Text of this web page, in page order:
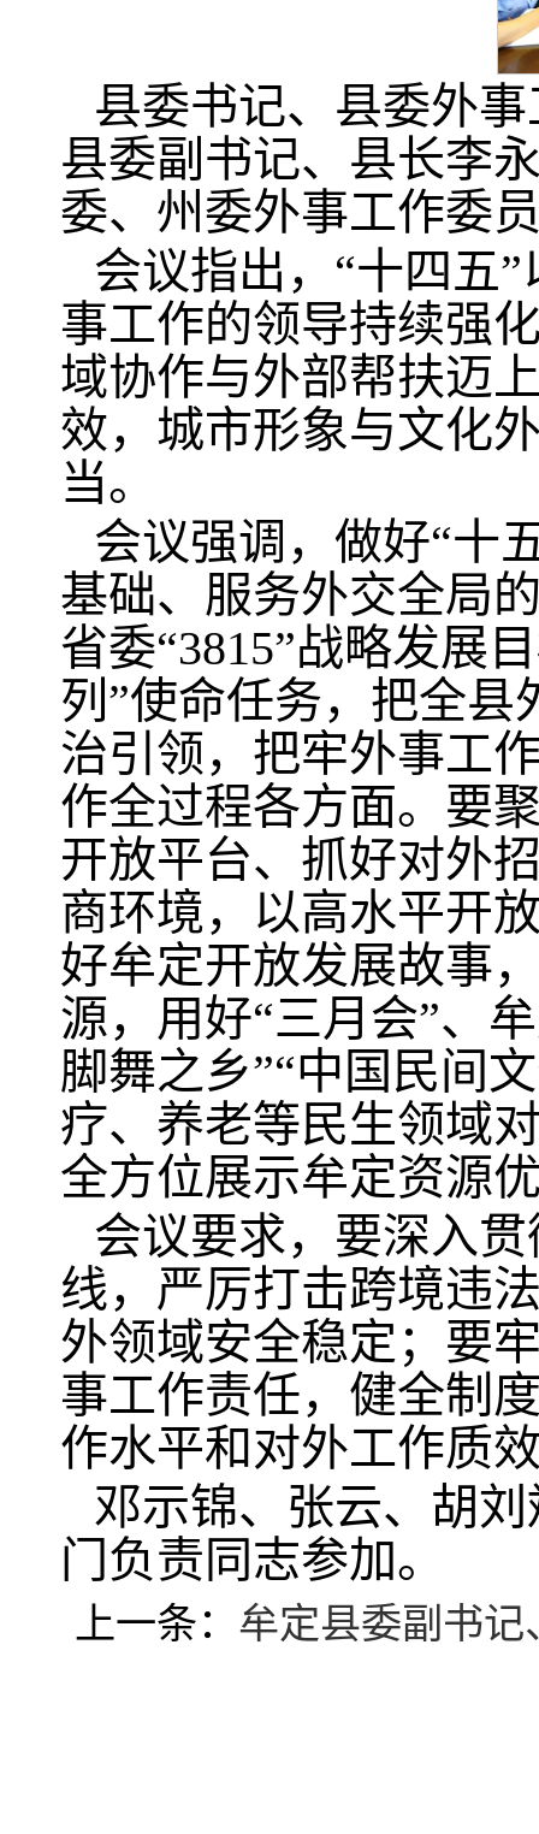
县委书记、县委外
县委副书记、县长李
委、州委外事工作委
会议指出，“十四五
事工作的领导持续强
域协作与外部帮扶迈
效，城市形象与文化
当。
会议强调，做好“十
基础、服务外交全局
省委“3815”战略发展
列”使命任务，把全
治引领，把牢外事工
作全过程各方面。要
开放平台、抓好对外
商环境，以高水平开
好牟定开放发展故事
源，用好“三月会”、
脚舞之乡”“中国民间
疗、养老等民生领域
全方位展示牟定资源
会议要求，要深入
线，严厉打击跨境违
外领域安全稳定；要
事工作责任，健全制
作水平和对外工作质
邓示锦、张云、胡
门负责同志参加。
上一条： 牟定县委副书